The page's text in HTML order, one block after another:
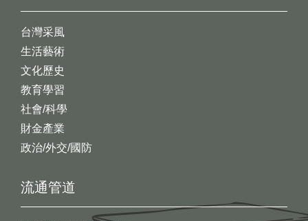
台灣采風
生活藝術
文化歷史
教育學習
社會/科學
財金產業
政治/外交/國防
流通管道